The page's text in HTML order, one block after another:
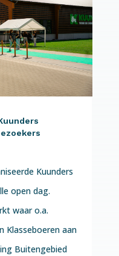
Kuunders
open dag.
waar o.a.
Klasseboeren aan
Buitengebied